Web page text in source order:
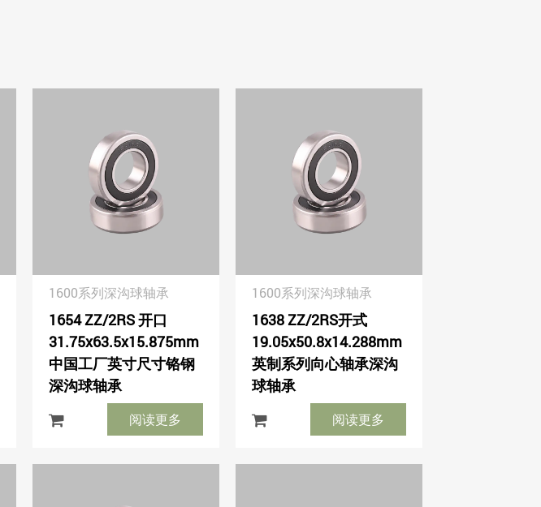
1600系列深沟球轴承
1654 ZZ/2RS 开口
31.75x63.5x15.875mm
中国工厂英寸尺寸铬钢
深沟球轴承
阅读更多
1600系列深沟球轴承
1638 ZZ/2RS开式
19.05x50.8x14.288mm
英制系列向心轴承深沟
球轴承
阅读更多